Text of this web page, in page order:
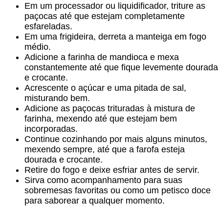
Em um processador ou liquidificador, triture as
paçocas até que estejam completamente
esfareladas.
Em uma frigideira, derreta a manteiga em fogo
médio.
Adicione a farinha de mandioca e mexa
constantemente até que fique levemente dourada
e crocante.
Acrescente o açúcar e uma pitada de sal,
misturando bem.
Adicione as paçocas trituradas à mistura de
farinha, mexendo até que estejam bem
incorporadas.
Continue cozinhando por mais alguns minutos,
mexendo sempre, até que a farofa esteja
dourada e crocante.
Retire do fogo e deixe esfriar antes de servir.
Sirva como acompanhamento para suas
sobremesas favoritas ou como um petisco doce
para saborear a qualquer momento.